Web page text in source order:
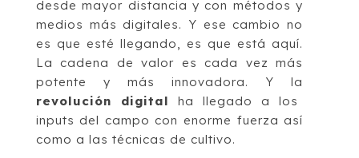
desde mayor distancia y con métodos y
medios más digitales. Y ese cambio no
es que esté llegando, es que está aquí.
La cadena de valor es cada vez más
potente y más innovadora. Y la
revolución digital ha llegado a los
inputs del campo con enorme fuerza así
como a las técnicas de cultivo.